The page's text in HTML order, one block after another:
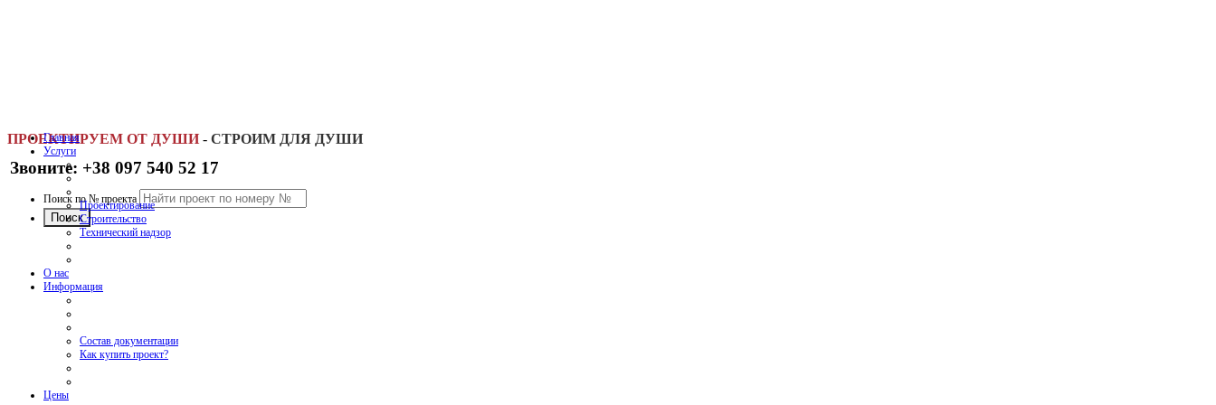
ПРОЕКТИРУЕМ ОТ ДУШИ - СТРОИМ ДЛЯ ДУШИ
Звоните: +38 097 540 52 17
Поиск по № проекта
Главная
Услуги
Проектирование
Строительство
Технический надзор
О нас
Информация
Состав документации
Как купить проект?
Цены